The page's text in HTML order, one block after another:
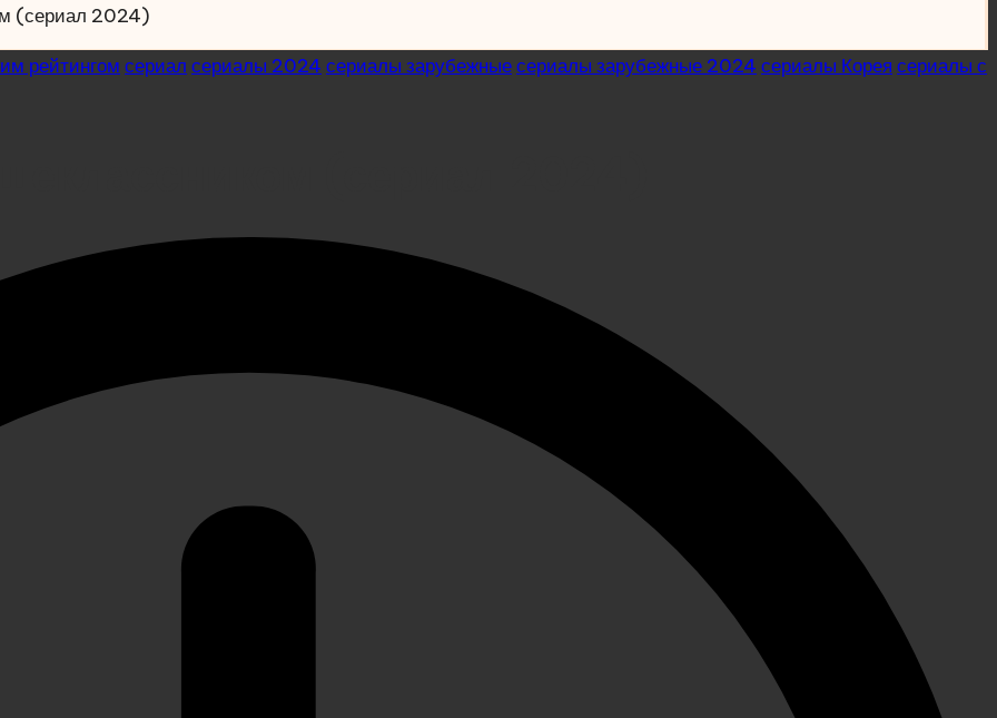
(сериал 2024)
рейтингом сериал сериалы 2024 сериалы зарубежныесериалы зарубежные 2024 сериалы Корея сериалы с